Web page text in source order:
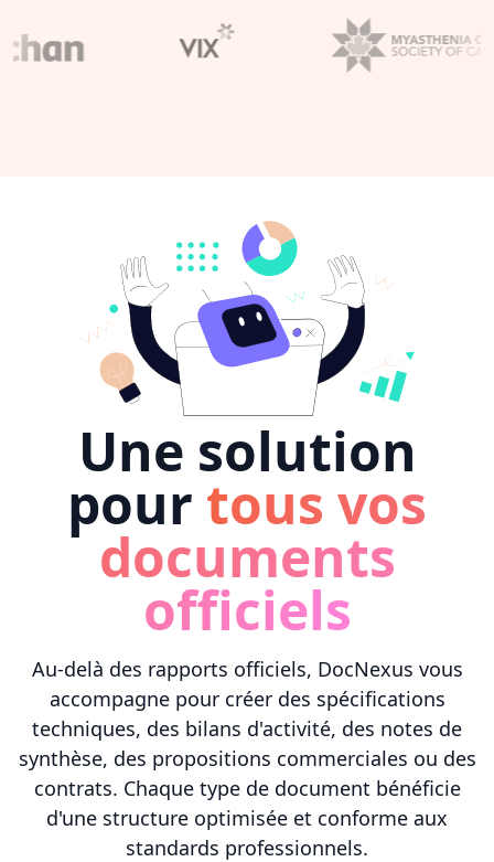
Une solution
pour tous vos
documents
officiels
Au-delà des rapports officiels, DocNexus vous
accompagne pour créer des spécifications
techniques, des bilans d'activité, des notes de
synthèse, des propositions commerciales ou des
contrats. Chaque type de document bénéficie
d'une structure optimisée et conforme aux
standards professionnels.